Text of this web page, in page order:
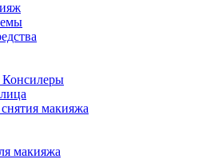
Консилеры
макияжа
макияжа